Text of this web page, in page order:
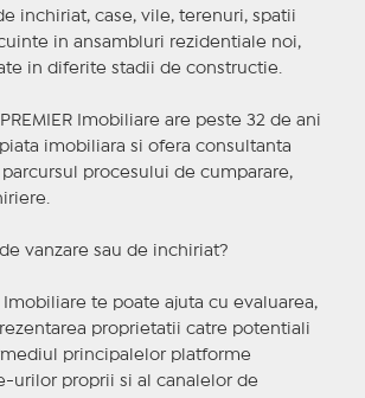
inchiriat, case, vile, terenuri, spatii
in ansambluri rezidentiale noi,
in diferite stadii de constructie.
Imobiliare are peste 32 de ani
imobiliara si ofera consultanta
procesului de cumparare,
vanzare sau de inchiriat?
Imobiliare te poate ajuta cu evaluarea,
proprietatii catre potentiali
principalelor platforme
urilor proprii si al canalelor de